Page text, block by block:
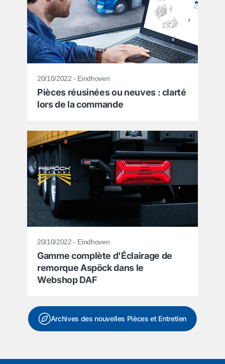
20/10/2022 - Eindhoven
Pièces réusinées ou neuves : clarté
lors de la commande
20/10/2022 - Eindhoven
Gamme complète d'Éclairage de
remorque Aspöck dans le
Webshop DAF
Archives des nouvelles Pièces et Entretien